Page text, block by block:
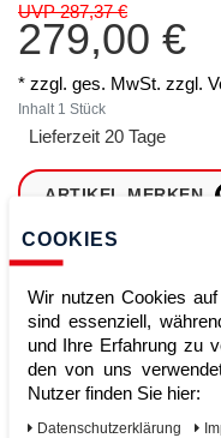
UVP 287,37 €
279,00 €
* zzgl. ges. MwSt. zzgl.
Inhalt 1 Stück
Lieferzeit 20 Tage
ARTIKEL MERKEN
Sofort lieferbar
COOKIES
Wir nutzen Cookies
sind essenziell,
und Ihre Erfahrung zu
den von uns
Nutzer finden Sie hier:
Daten­schutz­erklärung